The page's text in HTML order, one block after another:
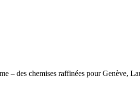
– des chemises raffinées pour Genève,